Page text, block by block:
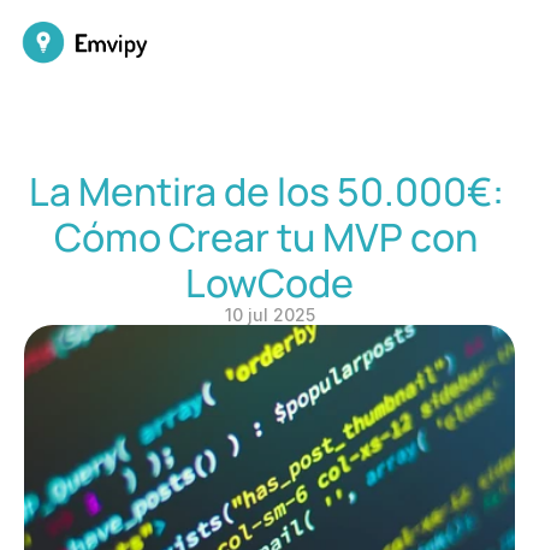
La Mentira de los 50.000€:
Cómo Crear tu MVP con
LowCode
10 jul 2025